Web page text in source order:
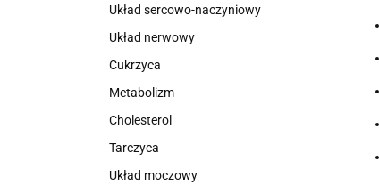
Układ sercowo-naczyniowy
Układ nerwowy
Cukrzyca
Metabolizm
Cholesterol
Tarczyca
Układ moczowy